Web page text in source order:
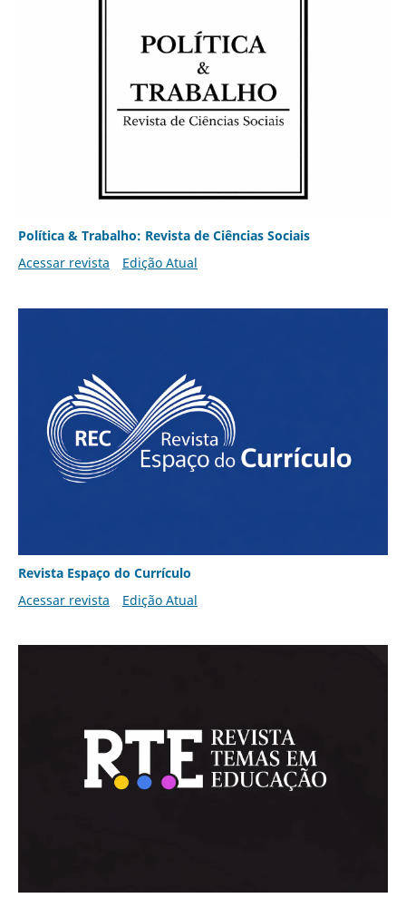
Política & Trabalho: Revista de Ciências Sociais
Acessar revista
Edição Atual
Revista Espaço do Currículo
Acessar revista
Edição Atual